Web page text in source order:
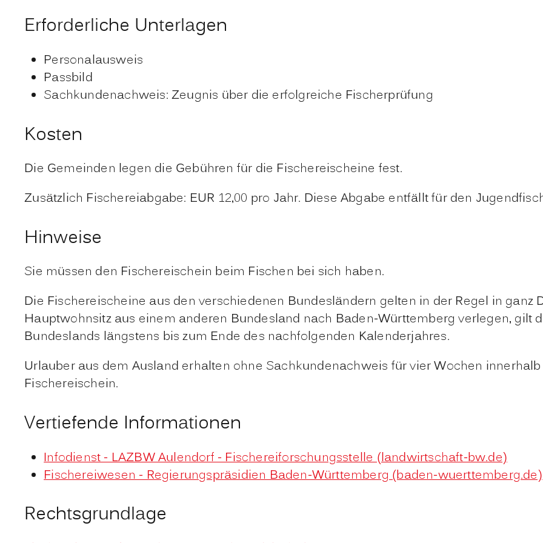
Erforderliche Unterlagen
Personalausweis
Passbild
Sachkundenachweis: Zeugnis über die erfolgreiche Fischerprüfung
Kosten
Die Gemeinden legen die Gebühren für die Fischereischeine fest.
Zusätzlich Fischereiabgabe: EUR 12,00 pro Jahr. Diese Abgabe entfällt für den
Hinweise
Sie müssen den Fischereischein beim Fischen bei sich haben.
Die Fischereischeine aus den verschiedenen Bundesländern gelten in der Regel in ganz
Hauptwohnsitz aus einem anderen Bundesland nach Baden-Württemberg verlegen, gilt
Bundeslands längstens bis zum Ende des nachfolgenden Kalenderjahres.
Urlauber aus dem Ausland erhalten ohne Sachkundenachweis für vier Wochen
Fischereischein.
Vertiefende Informationen
Infodienst - LAZBW Aulendorf - Fischereiforschungsstelle (landwirtschaft-bw.de)
Fischereiwesen - Regierungspräsidien Baden-Württemberg (baden-wuerttemberg.de)
Rechtsgrundlage